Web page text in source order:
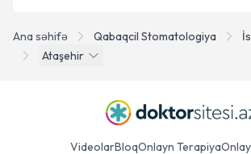
Ana səhifə Qabaqcil Stomatologiya
Ataşehir
VideolarBloqOnlayn Terapiya